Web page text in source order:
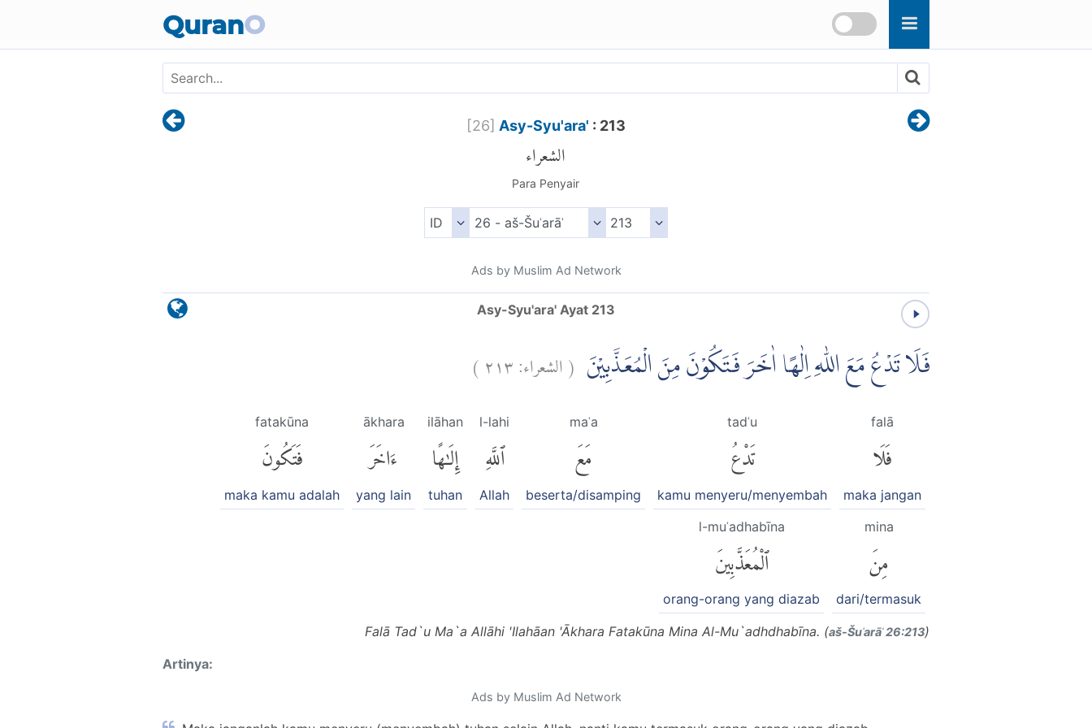
QuranO
[26] Asy-Syu'ara' : 213
الشعراء
Para Penyair
Ads by Muslim Ad Network
Asy-Syu'ara' Ayat 213
فَلَا تَدْعُ مَعَ اللّٰهِ اِلٰهًا اٰخَرَ فَتَكُوْنَ مِنَ الْمُعَذَّبِيْنَ (الشعراء:٢١٣)
falā
فَلَا
maka jangan
tadʿu
تَدْعُ
kamu menyeru/menyembah
maʿa
مَعَ
beserta/disamping
l-lahi
ٱللَّهِ
Allah
ilāhan
إِلَٰهًا
tuhan
ākhara
ءَاخَرَ
yang lain
fatakūna
فَتَكُونَ
maka kamu adalah
mina
مِنَ
dari/termasuk
l-muʿadhabīna
ٱلْمُعَذَّبِينَ
orang-orang yang diazab
Falā Tad`u Ma`a Allāhi 'Ilahāan 'Ākhara Fatakūna Mina Al-Mu`adhdhabīna. (aš-Šuʿarāʾ 26:213)
Artinya:
Ads by Muslim Ad Network